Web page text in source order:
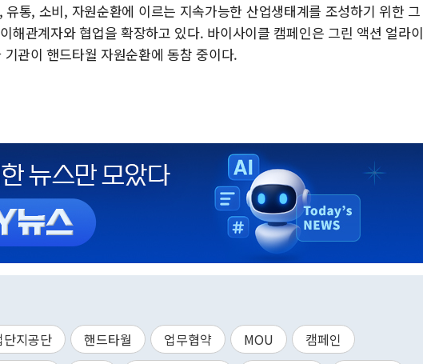
통, 소비, 자원순환에 이르는 지속가능한 산업생태계를 조성하기 위한 그
해관계자와 협업을 확장하고 있다. 바이사이클 캠페인은 그린 액션 얼라이
관이 핸드타월 자원순환에 동참 중이다.
단지공단 핸드타월 업무협약 MOU
캠페인